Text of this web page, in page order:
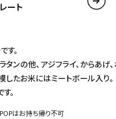
ート
す。
ンの他、アジフライ、からあげ
したお米にはミートボール入り。
。
はお持ち帰り不可